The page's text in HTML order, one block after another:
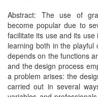
Abstract: The use of
become popular due to
facilitate its use and its
learning both in the
depends on the functions
and the design process
a problem arises: the
carried out in several